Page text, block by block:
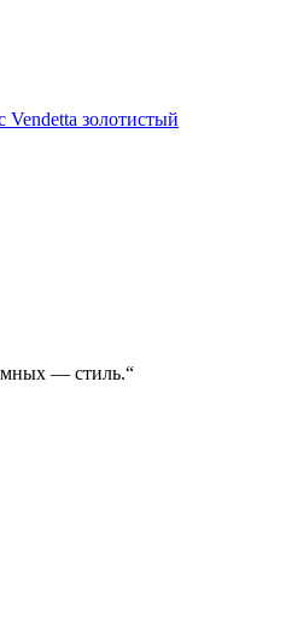
золотистый
— стиль.“